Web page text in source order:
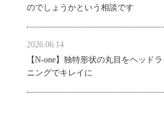
のでしょうかという相談です
2026.06.14
【N-one】独特形状の丸目をヘッド
ニングでキレイに